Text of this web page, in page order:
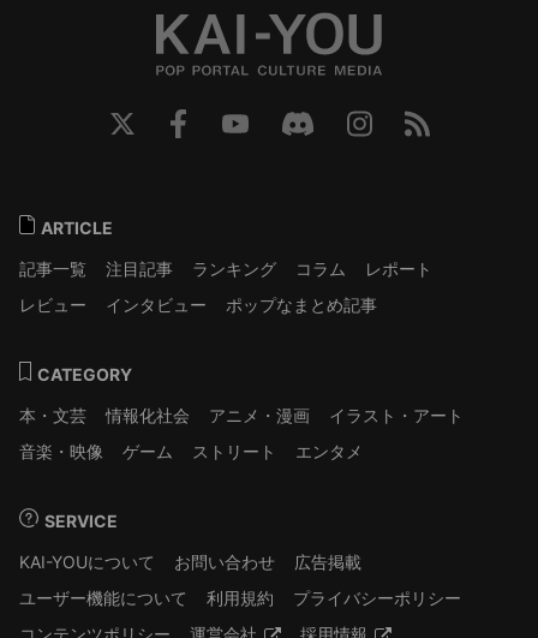
ARTICLE
記事一覧
注目記事 ランキング コラム
レポート
レビュー
インタビュー ポップなまとめ記事
CATEGORY
本・文芸
情報化社会 アニメ・漫画
イラスト・アート
音楽・映像
ゲーム ストリート エンタメ
SERVICE
KAI-YOUについて
お問い合わせ
広告掲載
ユーザー機能について
利用規約
プライバシーポリシー
コンテンツポリシー
運営会社 採用情報